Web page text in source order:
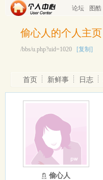
论坛 图酷
偷心人的个人主页
/bbs/u.php?uid=1020 [复制]
首页 新鲜事 日志
偷心人